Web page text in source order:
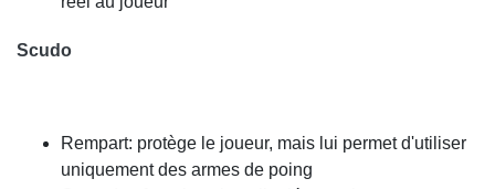
Scudo
Rempart: protège le joueur, mais lui permet d'utiliser
uniquement des armes de poing